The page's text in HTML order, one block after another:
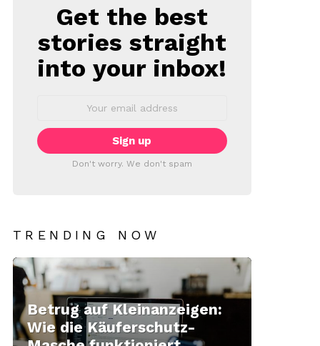
NEWSLETTER
Get the best
stories straight
into your inbox!
Don't worry. We don't spam
TRENDING NOW
Betrug auf Kleinanzeigen:
Wie die Käuferschutz-